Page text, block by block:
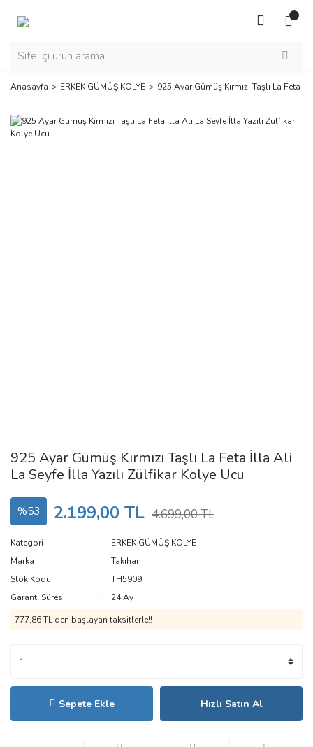
Anasayfa ERKEK GÜMÜŞ KOLYE 925 Ayar Gümüş Kırmızı Taşlı La Feta
925 Ayar Gümüş Kırmızı Taşlı La Feta İlla Ali
La Seyfe İlla Yazılı Zülfikar Kolye Ucu
%53 2.199,00 TL 4.699,00 TL
Kategori
ERKEK GÜMÜŞ KOLYE
Marka
Takıhan
Stok Kodu
TH5909
Garanti Süresi
24 Ay
777,86 TL den başlayan taksitlerle!!
Sepete Ekle Hızlı Satın Al